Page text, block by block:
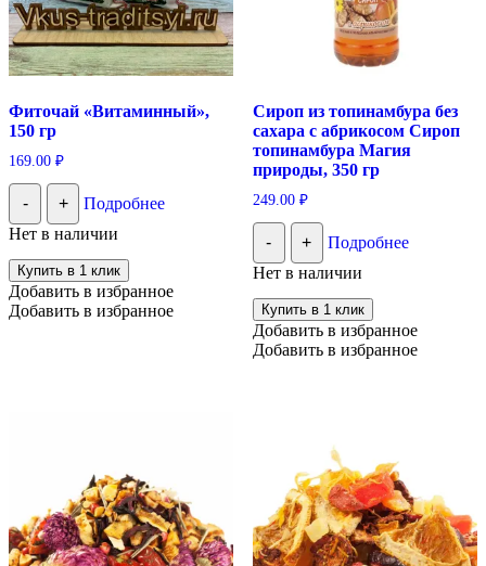
Фиточай «Витаминный»,
150 гр
169.00 ₽
- +
Подробнее
Нет в наличии
Купить в 1 клик
Добавить в избранное
Добавить в избранное
Сироп из топинамбура без
сахара с абрикосом Сироп
топинамбура Магия
природы, 350 гр
249.00 ₽
- +
Подробнее
Нет в наличии
Купить в 1 клик
Добавить в избранное
Добавить в избранное